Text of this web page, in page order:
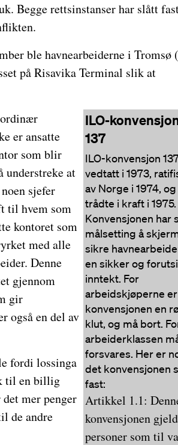
Begge rettsinstanser har slått
ble havnearbeiderne i Tromsø
på Risavika Terminal slik at
ILO-
137
ILO-konvensjon
vedtatt i 1973,
av Norge i 1974, og
trådte i kraft i 1975.
Konvensjonen har
målsetting å
sikre
en sikker og
inntekt. For
arbeidskjøperne er
konvensjonen en
klut, og må bort.
arbeiderklassen
forsvares. Her er
det konvensjonen
fast:
Artikkel 1.1:
konvensjonen
personer som til
er ansatte
som blir
understreke at
sjefer
til hvem som
kontoret som
med alle
Denne
gjennom
gir
også en del av
fordi lossinga
til en billig
mer penger
de andre